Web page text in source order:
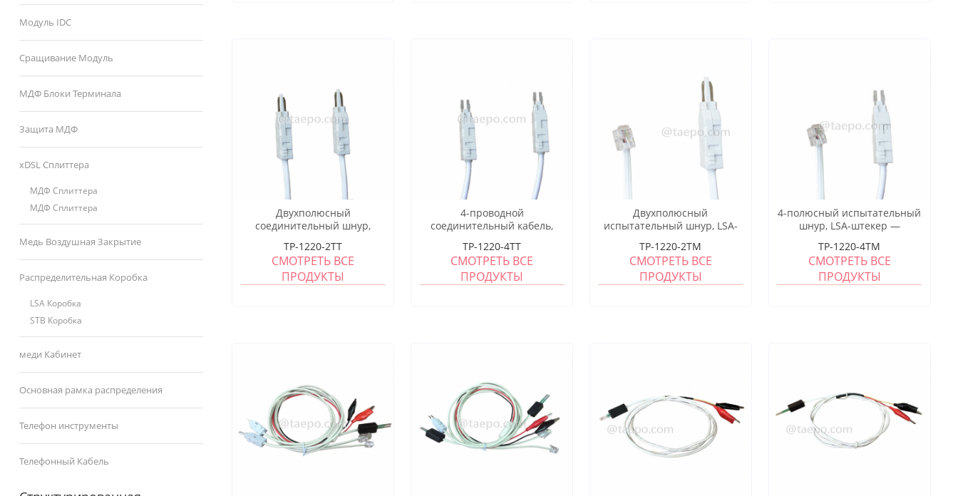
Модуль IDC
Сращивание Модуль
МДФ Блоки Терминала
Защита МДФ
xDSL Сплиттера
МДФ Сплиттера
МДФ Сплиттера
Медь Воздушная Закрытие
Распределительная Коробка
LSA Коробка
STB Коробка
меди Кабинет
Основная рамка распределения
Телефон инструменты
Телефонный Кабель
Двухполюсный
соединительный шнур,
тестовый разъем LSA
TP-1220-2TT
СМОТРЕТЬ ВСЕ
ПРОДУКТЫ
4-проводной
соединительный кабель,
тестовый штекер LSA, 1,5 м
TP-1220-4TT
СМОТРЕТЬ ВСЕ
ПРОДУКТЫ
Двухполюсный
испытательный шнур, LSA-
6P2C, длина 1,5 м
TP-1220-2TM
СМОТРЕТЬ ВСЕ
ПРОДУКТЫ
4-полюсный испытательный
шнур, LSA-штекер —
м
TP-1220-4TM
СМОТРЕТЬ ВСЕ
ПРОДУКТЫ